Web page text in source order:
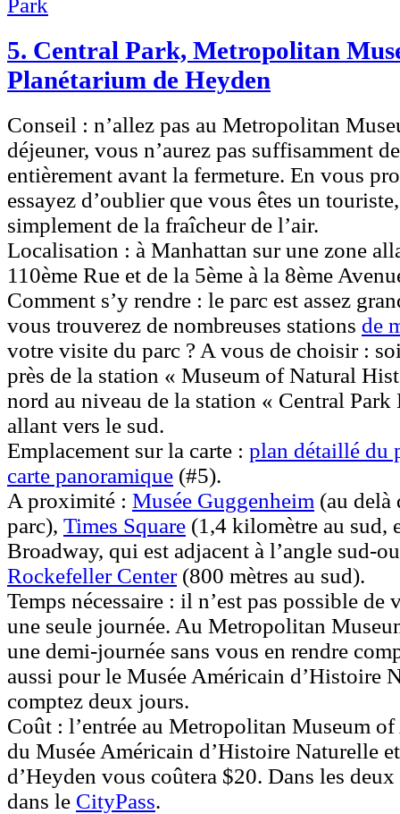
5. Central Park, Metropolitan
Planétarium de Heyden
Conseil : n’allez pas au Metropolitan
déjeuner, vous n’aurez pas suffisamment
entièrement avant la fermeture. En vous
essayez d’oublier que vous êtes un
simplement de la fraîcheur de l’air.
Localisation : à Manhattan sur une zone
110ème Rue et de la 5ème à la 8ème
Comment s’y rendre : le parc est assez
vous trouverez de nombreuses stations de
votre visite du parc ? A vous de choisir :
près de la station « Museum of Natural
nord au niveau de la station « Central
allant vers le sud.
Emplacement sur la carte : plan détaillé du
carte panoramique (#5).
A proximité : Musée Guggenheim (au delà
parc), Times Square (1,4 kilomètre au sud,
Broadway, qui est adjacent à l’angle sud-
Rockefeller Center(800 mètres au sud).
Temps nécessaire : il n’est pas possible de
une seule journée. Au Metropolitan
une demi-journée sans vous en rendre
aussi pour le Musée Américain d’Histoire
comptez deux jours.
Coût : l’entrée au Metropolitan Museum
du Musée Américain d’Histoire Naturelle
d’Heyden vous coûtera $20. Dans les deux
dans le CityPass.